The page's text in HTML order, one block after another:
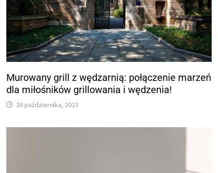
Murowany grill z wędzarnią: połączenie marzeń
dla miłośników grillowania i wędzenia!
26 października, 2023